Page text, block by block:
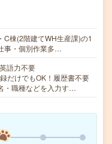
C棟(2階建てWH生産課)の1
事・個別作業多…
語力不要
だけでもOK！履歴書不要
・職種などを入力す…